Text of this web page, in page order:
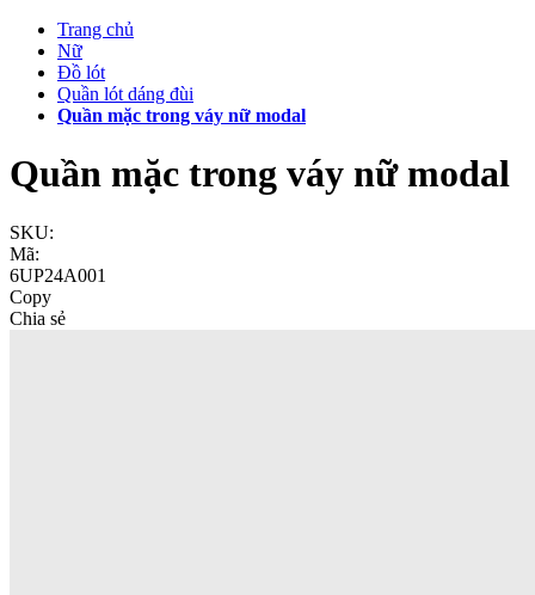
Trang chủ
Nữ
Đồ lót
Quần lót dáng đùi
Quần mặc trong váy nữ modal
Quần mặc trong váy nữ modal
SKU:
Mã:
6UP24A001
Copy
Chia sẻ